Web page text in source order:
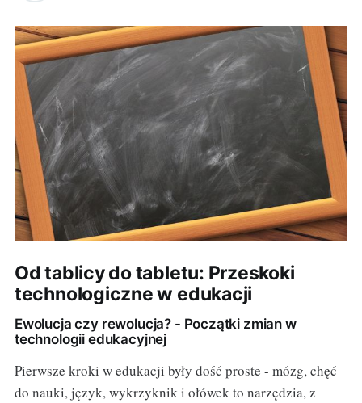
Od tablicy do tabletu: Przeskoki
technologiczne w edukacji
Ewolucja czy rewolucja? - Początki zmian w
technologii edukacyjnej
Pierwsze kroki w edukacji były dość proste - mózg, chęć
do nauki, język, wykrzyknik i ołówek to narzędzia, z